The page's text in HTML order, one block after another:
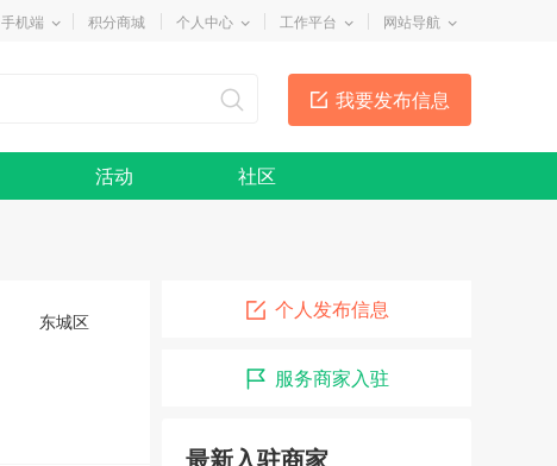
手机端 积分商城 个人中心 工作平台 网站导航
我要发布信息
活动 社区
东城区 个人发布信息
服务商家入驻
最新入驻商家
俊超车行